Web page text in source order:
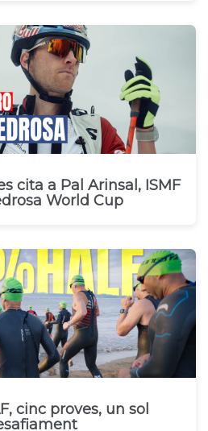
cita a Pal Arinsal, ISMF
World Cup
cinc proves, un sol